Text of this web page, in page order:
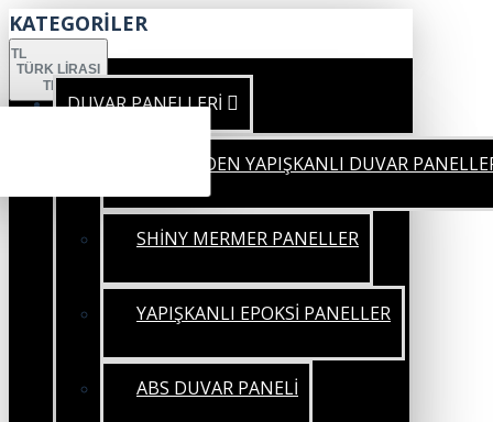
KATEGORİLER
TL
TÜRK LIRASI
TRY
DUVAR PANELLERİ
KENDİNDEN YAPIŞKANLI DUVAR
SHİNY MERMER PANELLER
YAPIŞKANLI EPOKSİ PANELLER
ABS DUVAR PANELİ